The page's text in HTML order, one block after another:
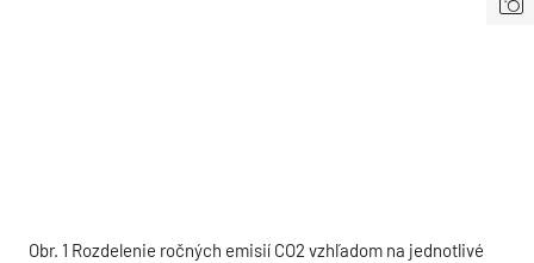
Obr. 1 Rozdelenie ročných emisií CO2 vzhľadom na jednotlivé